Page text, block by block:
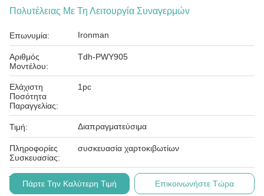
Πολυτέλειας Με Τη Λειτουργία Συναγερμών
Επωνυμία: Ironman
Αριθμός
Μοντέλου:
Tdh-PWY905
Ελάχιστη
Ποσότητα
Παραγγελίας:
1pc
Τιμή: Διαπραγματεύσιμα
Πληροφορίες
Συσκευασίας:
συσκευασία χαρτοκιβωτίων
Όροι Πληρωμής:
Πάρτε Την Καλύτερη Τιμή Επικοινωνήστε Τώρα